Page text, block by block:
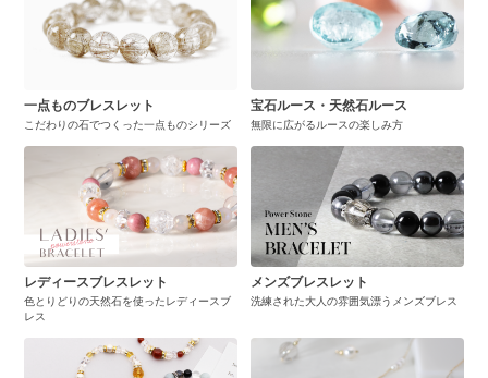
一点ものブレスレット
こだわりの石でつくった一点ものシリーズ
宝石ルース・天然石ルース
無限に広がるルースの楽しみ方
レディースブレスレット
色とりどりの天然石を使ったレディースブ
レス
メンズブレスレット
洗練された大人の雰囲気漂うメンズブレス